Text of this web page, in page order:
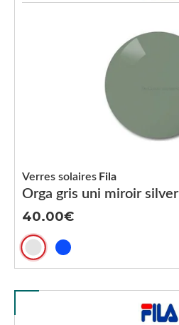
Orga gris uni miroir silver
Verres solaires Fila
40.00